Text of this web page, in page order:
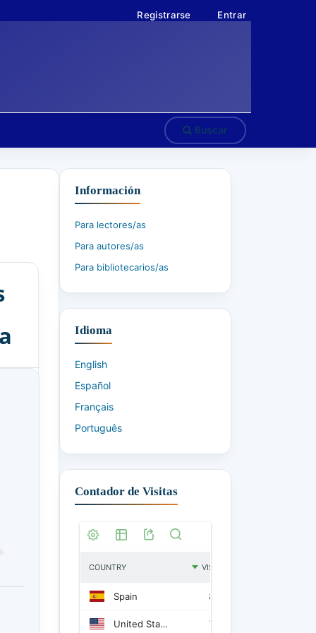
Buscar
Registrarse Entrar
Información
Para lectores/as
Para autores/as
Para bibliotecarios/as
Idioma
English
Español
Français
Português
Contador de Visitas